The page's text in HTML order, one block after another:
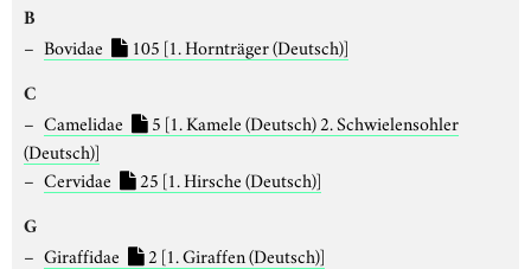
B
Bovidae 105 [1. Hornträger (Deutsch)]
C
Camelidae 5 [1. Kamele (Deutsch) 2. Schwielensohler
(Deutsch)]
Cervidae
25 [1. Hirsche (Deutsch)]
G
Giraffidae 2 [1. Giraffen (Deutsch)]